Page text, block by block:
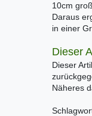
10cm
Daraus
in einer
Dieser
Dieser
Näheres